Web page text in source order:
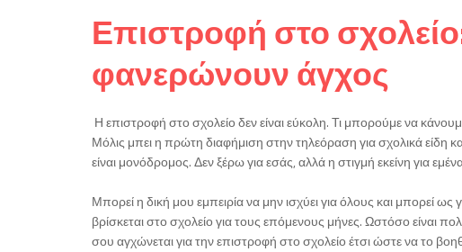
Επιστροφή στο
φανερώνουν άγχος
Η επιστροφή στο σχολείο δεν είναι εύκολη. Τι μπορούμε να
Μόλις μπει η πρώτη διαφήμιση στην τηλεόραση για σχολικά είδη
είναι μονόδρομος. Δεν ξέρω για εσάς, αλλά η στιγμή εκείνη για
Μπορεί η δική μου εμπειρία να μην ισχύει για όλους και μπορεί
βρίσκεται στο σχολείο για τους επόμενους μήνες. Ωστόσο είναι
σου αγχώνεται για την επιστροφή στο σχολείο έτσι ώστε να το